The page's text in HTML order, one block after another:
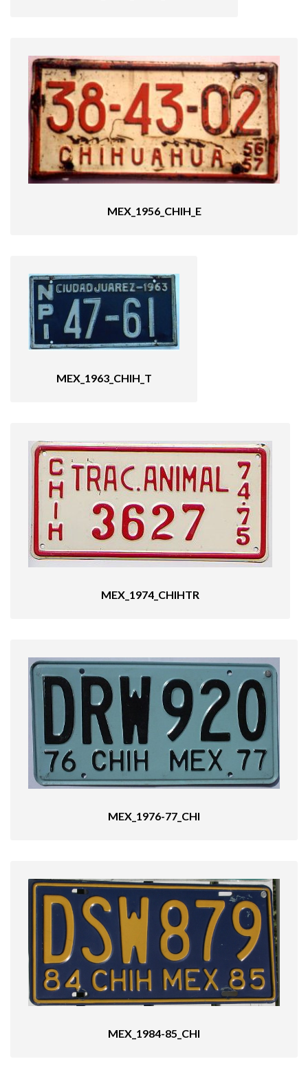
MEX_1956_CHIH_E
MEX_1963_CHIH_T
MEX_1974_CHIHTR
MEX_1976-77_CHI
MEX_1984-85_CHI